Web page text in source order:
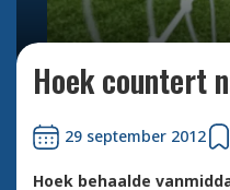
Hoek countert
29 september 2012
Hoek behaalde